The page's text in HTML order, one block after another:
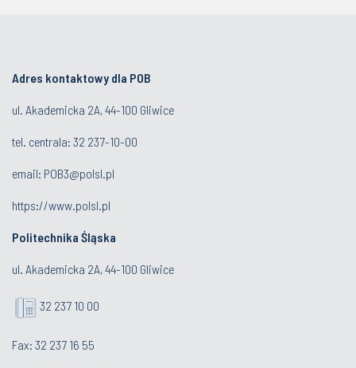
Adres kontaktowy dla POB
ul. Akademicka 2A, 44-100 Gliwice
tel. centrala: 32 237-10-00
email: POB3@polsl.pl
https://www.polsl.pl
Politechnika Śląska
ul. Akademicka 2A, 44-100 Gliwice
32 237 10 00
Fax: 32 237 16 55